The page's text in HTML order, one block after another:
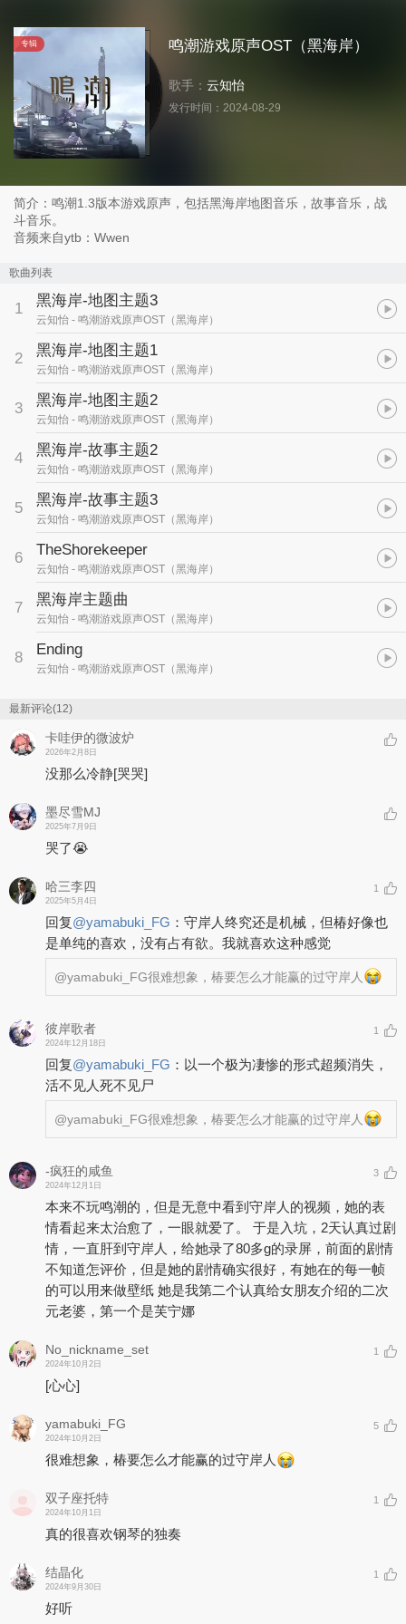
专辑 鸣潮游戏原声OST（黑海岸）
歌手： 云知怡
发行时间： 2024-08-29
简介：鸣潮1.3版本游戏原声，包括黑海岸地图音乐，故事音乐，战
斗音乐。
音频来自ytb：Wwen
歌曲列表
1 黑海岸-地图主题3
云知怡 - 鸣潮游戏原声OST（黑海岸）
2 黑海岸-地图主题1
云知怡 - 鸣潮游戏原声OST（黑海岸）
3 黑海岸-地图主题2
云知怡 - 鸣潮游戏原声OST（黑海岸）
4 黑海岸-故事主题2
云知怡 - 鸣潮游戏原声OST（黑海岸）
5 黑海岸-故事主题3
云知怡 - 鸣潮游戏原声OST（黑海岸）
6 TheShorekeeper
云知怡 - 鸣潮游戏原声OST（黑海岸）
7 黑海岸主题曲
云知怡 - 鸣潮游戏原声OST（黑海岸）
8 Ending
云知怡 - 鸣潮游戏原声OST（黑海岸）
最新评论(12)
卡哇伊的微波炉
2026年2月8日
没那么冷静[哭哭]
墨尽雪MJ
2025年7月9日
哭了😭
哈三李四
2025年5月4日
1
回复@yamabuki_FG ： 守岸人终究还是机械，但椿好像也
是单纯的喜欢，没有占有欲。我就喜欢这种感觉
@yamabuki_FG很难想象，椿要怎么才能赢的过守岸人
彼岸歌者
2024年12月18日
1
回复@yamabuki_FG ： 以一个极为凄惨的形式超频消失，
活不见人死不见尸
@yamabuki_FG很难想象，椿要怎么才能赢的过守岸人
-疯狂的咸鱼
2024年12月1日
3
本来不玩鸣潮的，但是无意中看到守岸人的视频，她的表
情看起来太治愈了，一眼就爱了。 于是入坑，2天认真过剧
情，一直肝到守岸人，给她录了80多g的录屏，前面的剧情
不知道怎评价，但是她的剧情确实很好，有她在的每一帧
的可以用来做壁纸 她是我第二个认真给女朋友介绍的二次
元老婆，第一个是芙宁娜
No_nickname_set
2024年10月2日
1
[心心]
yamabuki_FG
2024年10月2日
5
很难想象，椿要怎么才能赢的过守岸人
双子座托特
2024年10月1日
1
真的很喜欢钢琴的独奏
结晶化
2024年9月30日
1
好听